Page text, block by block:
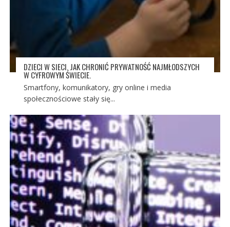
DZIECI W SIECI. JAK CHRONIĆ PRYWATNOŚĆ NAJMŁODSZYCH
W CYFROWYM ŚWIECIE.
Smartfony, komunikatory, gry online i media
społecznościowe stały się...